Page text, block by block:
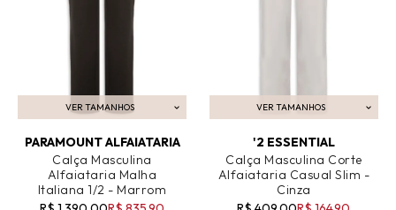
VER TAMANHOS
ADICIONAR AO CARRINHO
PARAMOUNT ALFAIATARIA
Calça Masculina
Alfaiataria Malha
Italiana 1/2 - Marrom
VER TAMANHOS
ADICIONAR AO CARRINHO
'2 ESSENTIAL
Calça Masculina Corte
Alfaiataria Casual Slim -
Cinza